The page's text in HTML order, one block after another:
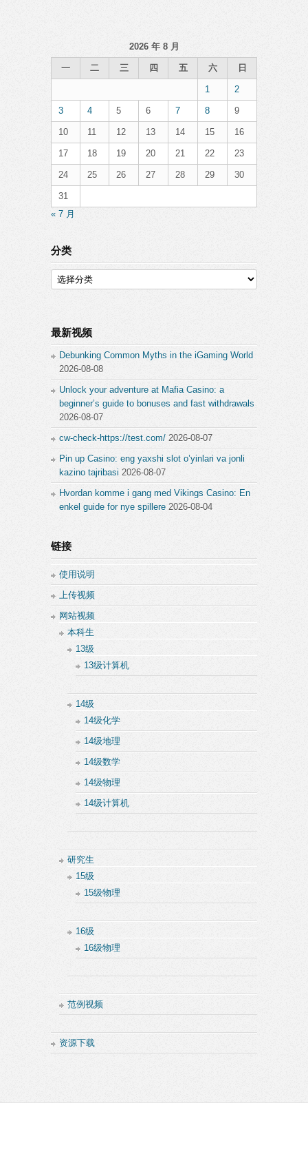
2026 年 8 月
一 二 三 四 五 六 日
1 2
3 4 5 6 7 8 9
10 11 12 13 14 15 16
17 18 19 20 21 22 23
24 25 26 27 28 29 30
31
« 7 月
分类
分
类
最新视频
Debunking Common Myths in the iGaming World
2026-08-08
Unlock your adventure at Mafia Casino: a
beginner’s guide to bonuses and fast withdrawals
2026-08-07
cw-check-https://test.com/ 2026-08-07
Pin up Casino: eng yaxshi slot o’yinlari va jonli
kazino tajribasi 2026-08-07
Hvordan komme i gang med Vikings Casino: En
enkel guide for nye spillere 2026-08-04
链接
使用说明
上传视频
网站视频
本科生
13级
13级计算机
14级
14级化学
14级地理
14级数学
14级物理
14级计算机
研究生
15级
15级物理
16级
16级物理
范例视频
资源下载